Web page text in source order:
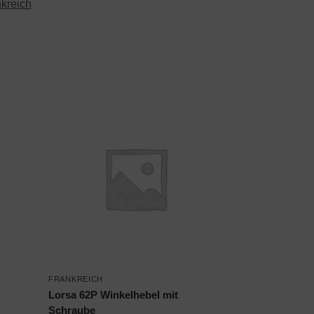
FRANKREICH
Lorsa 62P Winkelhebel mit
Schraube